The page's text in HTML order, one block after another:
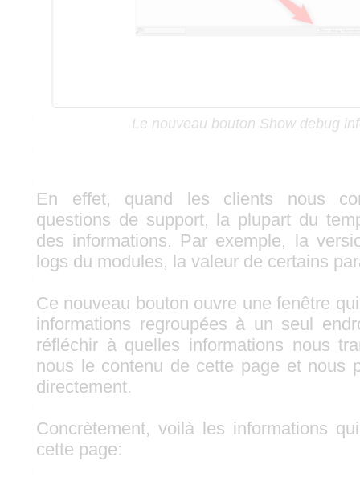
Le nouveau bouton Show debug
En effet, quand les clients nous
questions de support, la plupart du
des informations. Par exemple, la
logs du modules, la valeur de certains
Ce nouveau bouton ouvre une fenêtre
informations regroupées à un seul
réfléchir à quelles informations nous
nous le contenu de cette page et nous
directement.
Concrètement, voilà les informations
cette page: